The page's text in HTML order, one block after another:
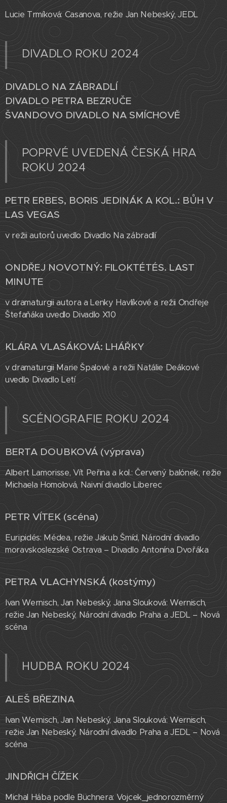
Lucie Trmíková: Casanova, režie Jan Nebeský, JEDL
DIVADLO ROKU 2024
DIVADLO NA ZÁBRADLÍ
DIVADLO PETRA BEZRUČE
ŠVANDOVO DIVADLO NA SMÍCHOVĚ
POPRVÉ UVEDENÁ ČESKÁ HRA
ROKU 2024
PETR ERBES, BORIS JEDINÁK A KOL.: BŮH V
LAS VEGAS
v režii autorů uvedlo Divadlo Na zábradlí
ONDŘEJ NOVOTNÝ: FILOKTÉTÉS. LAST
MINUTE
v dramaturgii autora a Lenky Havlíkové a režii Ondřeje
Štefaňáka uvedlo Divadlo X10
KLÁRA VLASÁKOVÁ: LHÁŘKY
v dramaturgii Marie Špalové a režii Natálie Deákové
uvedlo Divadlo Letí
SCÉNOGRAFIE ROKU 2024
BERTA DOUBKOVÁ (výprava)
Albert Lamorisse, Vít Peřina a kol.: Červený balónek, režie
Michaela Homolová, Naivní divadlo Liberec
PETR VÍTEK (scéna)
Euripidés: Médea, režie Jakub Šmíd, Národní divadlo
moravskoslezské Ostrava – Divadlo Antonína Dvořáka
PETRA VLACHYNSKÁ (kostýmy)
Ivan Wernisch, Jan Nebeský, Jana Slouková: Wernisch,
režie Jan Nebeský, Národní divadlo Praha a JEDL – Nová
scéna
HUDBA ROKU 2024
ALEŠ BŘEZINA
Ivan Wernisch, Jan Nebeský, Jana Slouková: Wernisch,
režie Jan Nebeský, Národní divadlo Praha a JEDL – Nová
scéna
JINDŘICH ČÍŽEK
Michal Hába podle Büchnera: Vojcek_jednorozměrný